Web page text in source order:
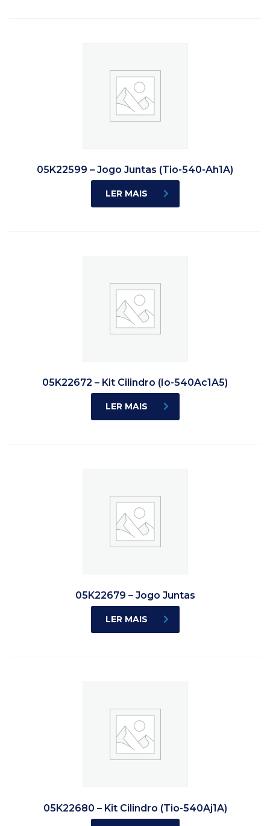
05K22599 – Jogo Juntas (Tio-540-Ah1A)
LER MAIS
05K22672 – Kit Cilindro (Io-540Ac1A5)
LER MAIS
05K22679 – Jogo Juntas
LER MAIS
05K22680 – Kit Cilindro (Tio-540Aj1A)